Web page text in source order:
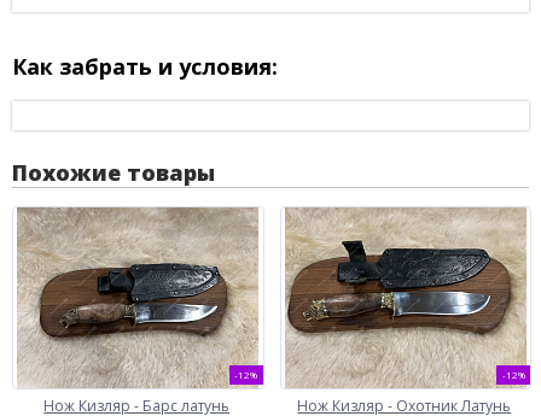
Как забрать и условия:
Похожие товары
-12%
Нож Кизляр - Барс латунь
-12%
Нож Кизляр - Охотник Латунь